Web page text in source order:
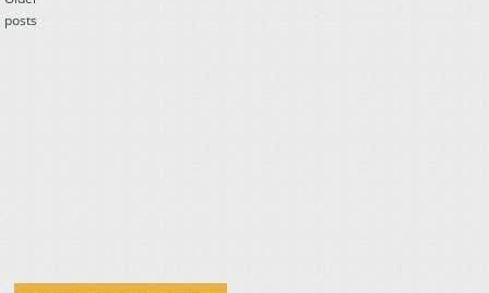
navigation
posts